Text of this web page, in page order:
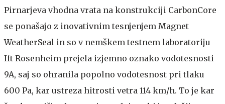
Pirnarjeva vhodna vrata na konstrukciji CarbonCore
se ponašajo z inovativnim tesnjenjem Magnet
WeatherSeal in so v nemškem testnem laboratoriju
Ift Rosenheim prejela izjemno oznako vodotesnosti
9A, saj so ohranila popolno vodotesnost pri tlaku
600 Pa, kar ustreza hitrosti vetra 114 km/h. To je kar